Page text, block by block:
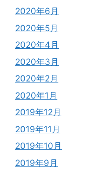
2020年6月
2020年5月
2020年4月
2020年3月
2020年2月
2020年1月
2019年12月
2019年11月
2019年10月
2019年9月